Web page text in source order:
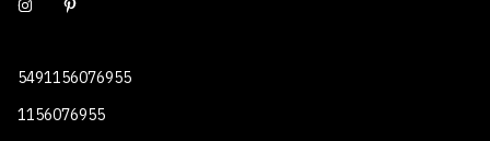
5491156076955
1156076955